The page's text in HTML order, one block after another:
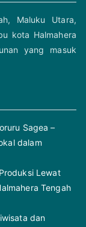
Maluku Utara,
kota Halmahera
yang masuk
Sagea –
dalam
Lewat
Tengah
dan